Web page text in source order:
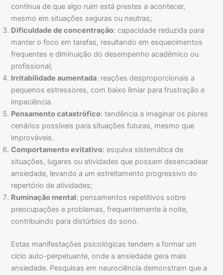
contínua de que algo ruim está prestes a acontecer,
mesmo em situações seguras ou neutras;
Dificuldade de concentração: capacidade reduzida para
manter o foco em tarefas, resultando em esquecimentos
frequentes e diminuição do desempenho acadêmico ou
profissional;
Irritabilidade aumentada: reações desproporcionais a
pequenos estressores, com baixo limiar para frustração e
impaciência.
Pensamento catastrófico: tendência a imaginar os piores
cenários possíveis para situações futuras, mesmo que
improváveis.
Comportamento evitativo: esquiva sistemática de
situações, lugares ou atividades que possam desencadear
ansiedade, levando a um estreitamento progressivo do
repertório de atividades;
Ruminação mental: pensamentos repetitivos sobre
preocupações e problemas, frequentemente à noite,
contribuindo para distúrbios do sono.
Estas manifestações psicológicas tendem a formar um
ciclo auto-perpetuante, onde a ansiedade gera mais
ansiedade. Pesquisas em neurociência demonstram que a